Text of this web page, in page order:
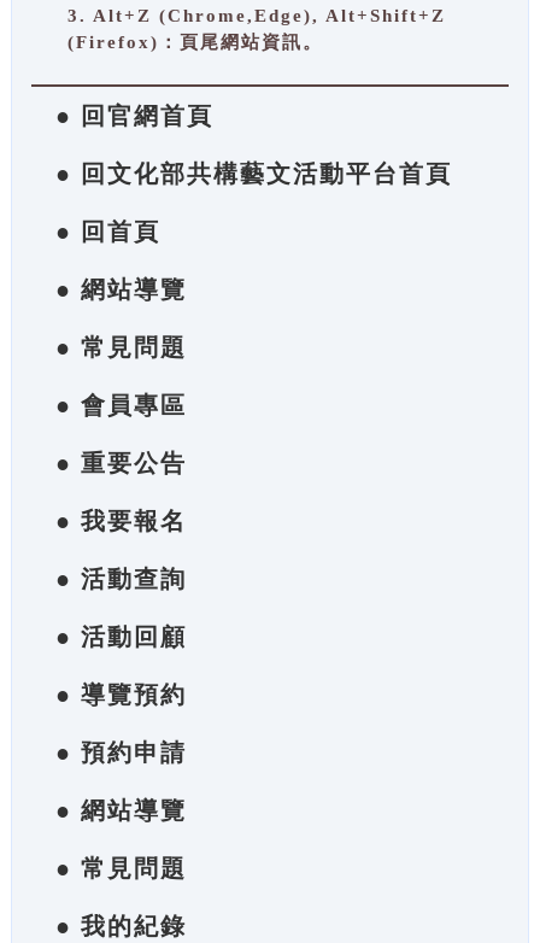
3. Alt+Z (Chrome,Edge), Alt+Shift+Z
(Firefox)：頁尾網站資訊。
● 回官網首頁
● 回文化部共構藝文活動平台首頁
● 回首頁
● 網站導覽
● 常見問題
● 會員專區
● 重要公告
● 我要報名
● 活動查詢
● 活動回顧
● 導覽預約
● 預約申請
● 網站導覽
● 常見問題
● 我的紀錄